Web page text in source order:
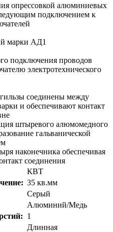
опрессовкой алюминиевых
подключением к
марки АД1
подключения проводов
электротехнического
соединены между
и обеспечивают контакт
штыревого алюмомедного
гальванической
наконечника обеспечивая
соединения
КВТ
35 кв.мм
Серый
Алюминий/Медь
1
Длинная